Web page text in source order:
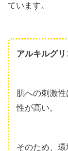
ています。
アルキルグリ
肌への刺激
性が高い。
そのため、